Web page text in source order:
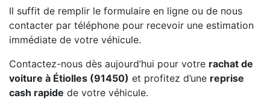
Il suffit de remplir le formulaire en ligne ou de nous
contacter par téléphone pour recevoir une estimation
immédiate de votre véhicule.
Contactez-nous dès aujourd’hui pour votre rachat de
voiture à Étiolles (91450) et profitez d’une reprise
cash rapide de votre véhicule.